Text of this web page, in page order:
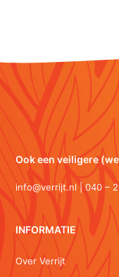
Ook een veiligere
info@verrijt.nl | 040 –
INFORMATIE
Over Verrijt